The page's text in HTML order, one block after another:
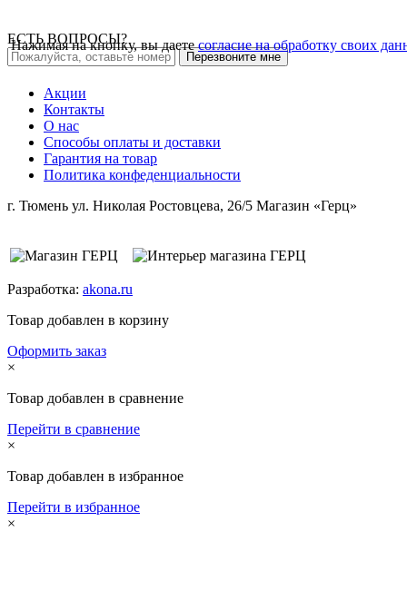
ЕСТЬ ВОПРОСЫ?
Перезвоните мне
Нажимая на кнопку, вы даетесогласие на обработку своих
Акции
Контакты
О нас
Способы оплаты и доставки
Гарантия на товар
Политика конфеденциальности
г. Тюмень ул. Николая Ростовцева, 26/5 Магазин «Герц»
Разработка: akona.ru
Товар добавлен в корзину
Оформить заказ
×
Товар добавлен в сравнение
Перейти в сравнение
×
Товар добавлен в избранное
Перейти в избранное
×